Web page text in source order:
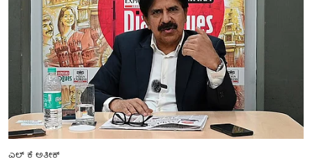
ಎಲ್ ಕೆ ಅತೀಕ್